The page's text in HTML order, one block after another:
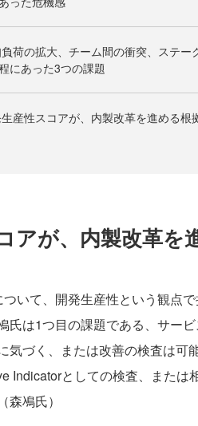
荷の拡大、チーム間の衝突、ステ
にあった3つの課題
産性スコアが、内製改革を進める根
アが、内製改革を
いて、開発生産性という観点
氏は1つ目の課題である、サー
気づく、または改善の検査は可
Indicatorとしての検査、または
鳰氏）